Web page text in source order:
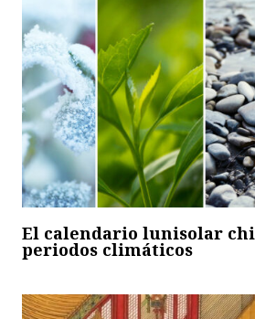
El calendario lunisolar
periodos climáticos